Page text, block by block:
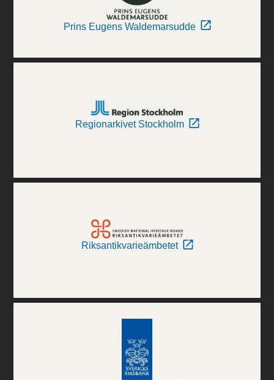
Prins Eugens Waldemarsudde
Regionarkivet Stockholm
Riksantikvarieämbetet